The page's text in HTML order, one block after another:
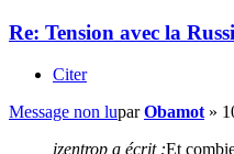
Re: Tension avec la
Citer
Message non luparObamot »
izentrop a écrit :Et